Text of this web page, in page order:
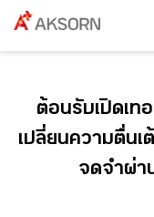
ต้อนรับเปิดเท
เปลี่ยนความตื่นเ
จดจำผ่า